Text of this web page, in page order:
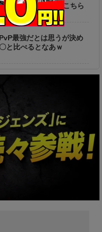
れに対する反応がこちら
最強だとは思うが決め
と比べるとなあｗ